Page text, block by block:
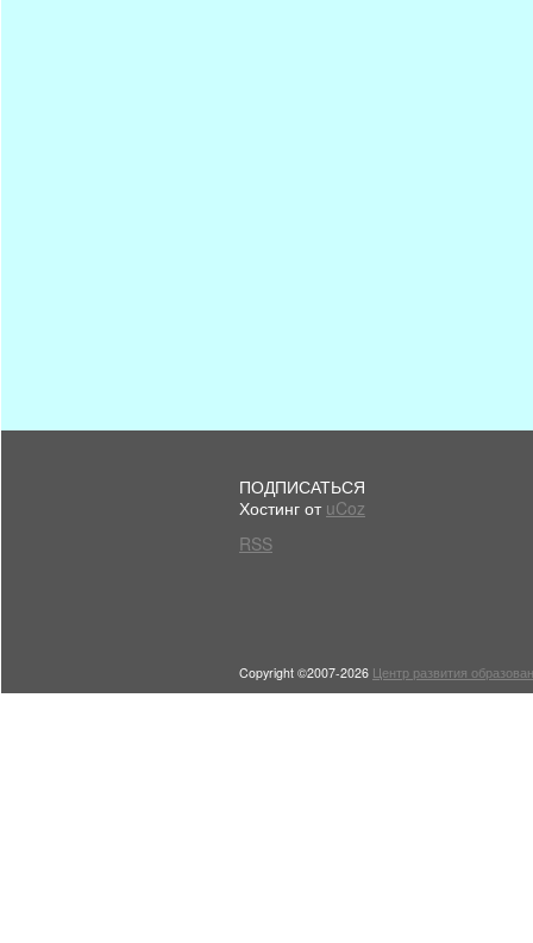
ПОДПИСАТЬСЯ
Хостинг от uCoz
RSS
Copyright ©2007-2026 Центр развития